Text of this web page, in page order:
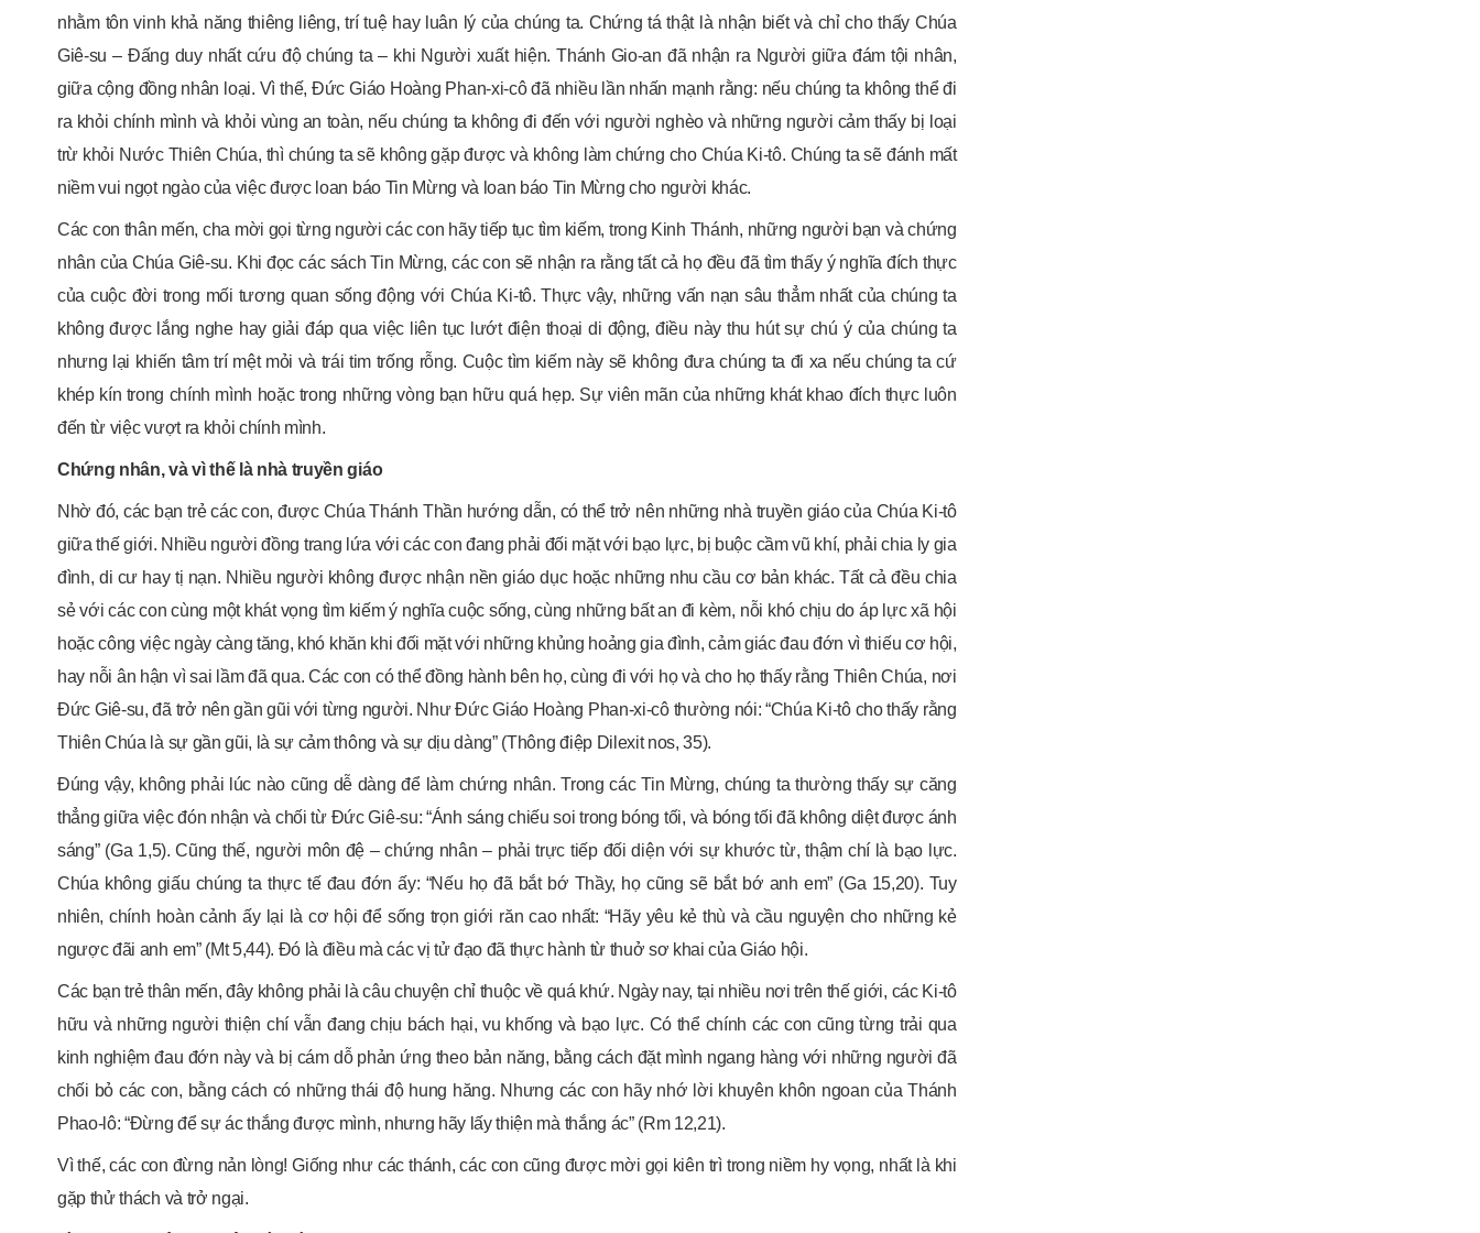
nhằm tôn vinh khả năng thiêng liêng, trí tuệ hay luân lý của chúng ta. Chứng tá thật là nhận biết và chỉ cho thấy Chúa
Giê-su – Đấng duy nhất cứu độ chúng ta – khi Người xuất hiện. Thánh Gio-an đã nhận ra Người giữa đám tội nhân,
giữa cộng đồng nhân loại. Vì thế, Đức Giáo Hoàng Phan-xi-cô đã nhiều lần nhấn mạnh rằng: nếu chúng ta không thể đi
ra khỏi chính mình và khỏi vùng an toàn, nếu chúng ta không đi đến với người nghèo và những người cảm thấy bị loại
trừ khỏi Nước Thiên Chúa, thì chúng ta sẽ không gặp được và không làm chứng cho Chúa Ki-tô. Chúng ta sẽ đánh mất
niềm vui ngọt ngào của việc được loan báo Tin Mừng và loan báo Tin Mừng cho người khác.
Các con thân mến, cha mời gọi từng người các con hãy tiếp tục tìm kiếm, trong Kinh Thánh, những người bạn và chứng
nhân của Chúa Giê-su. Khi đọc các sách Tin Mừng, các con sẽ nhận ra rằng tất cả họ đều đã tìm thấy ý nghĩa đích thực
của cuộc đời trong mối tương quan sống động với Chúa Ki-tô. Thực vậy, những vấn nạn sâu thẳm nhất của chúng ta
không được lắng nghe hay giải đáp qua việc liên tục lướt điện thoại di động, điều này thu hút sự chú ý của chúng ta
nhưng lại khiến tâm trí mệt mỏi và trái tim trống rỗng. Cuộc tìm kiếm này sẽ không đưa chúng ta đi xa nếu chúng ta cứ
khép kín trong chính mình hoặc trong những vòng bạn hữu quá hẹp. Sự viên mãn của những khát khao đích thực luôn
đến từ việc vượt ra khỏi chính mình.
Chứng nhân, và vì thế là nhà truyền giáo
Nhờ đó, các bạn trẻ các con, được Chúa Thánh Thần hướng dẫn, có thể trở nên những nhà truyền giáo của Chúa Ki-tô
giữa thế giới. Nhiều người đồng trang lứa với các con đang phải đối mặt với bạo lực, bị buộc cầm vũ khí, phải chia ly gia
đình, di cư hay tị nạn. Nhiều người không được nhận nền giáo dục hoặc những nhu cầu cơ bản khác. Tất cả đều chia
sẻ với các con cùng một khát vọng tìm kiếm ý nghĩa cuộc sống, cùng những bất an đi kèm, nỗi khó chịu do áp lực xã hội
hoặc công việc ngày càng tăng, khó khăn khi đối mặt với những khủng hoảng gia đình, cảm giác đau đớn vì thiếu cơ hội,
hay nỗi ân hận vì sai lầm đã qua. Các con có thể đồng hành bên họ, cùng đi với họ và cho họ thấy rằng Thiên Chúa, nơi
Đức Giê-su, đã trở nên gần gũi với từng người. Như Đức Giáo Hoàng Phan-xi-cô thường nói: “Chúa Ki-tô cho thấy rằng
Thiên Chúa là sự gần gũi, là sự cảm thông và sự dịu dàng” (Thông điệp Dilexit nos, 35).
Đúng vậy, không phải lúc nào cũng dễ dàng để làm chứng nhân. Trong các Tin Mừng, chúng ta thường thấy sự căng
thẳng giữa việc đón nhận và chối từ Đức Giê-su: “Ánh sáng chiếu soi trong bóng tối, và bóng tối đã không diệt được ánh
sáng” (Ga 1,5). Cũng thế, người môn đệ – chứng nhân – phải trực tiếp đối diện với sự khước từ, thậm chí là bạo lực.
Chúa không giấu chúng ta thực tế đau đớn ấy: “Nếu họ đã bắt bớ Thầy, họ cũng sẽ bắt bớ anh em” (Ga 15,20). Tuy
nhiên, chính hoàn cảnh ấy lại là cơ hội để sống trọn giới răn cao nhất: “Hãy yêu kẻ thù và cầu nguyện cho những kẻ
ngược đãi anh em” (Mt 5,44). Đó là điều mà các vị tử đạo đã thực hành từ thuở sơ khai của Giáo hội.
Các bạn trẻ thân mến, đây không phải là câu chuyện chỉ thuộc về quá khứ. Ngày nay, tại nhiều nơi trên thế giới, các Ki-tô
hữu và những người thiện chí vẫn đang chịu bách hại, vu khống và bạo lực. Có thể chính các con cũng từng trải qua
kinh nghiệm đau đớn này và bị cám dỗ phản ứng theo bản năng, bằng cách đặt mình ngang hàng với những người đã
chối bỏ các con, bằng cách có những thái độ hung hăng. Nhưng các con hãy nhớ lời khuyên khôn ngoan của Thánh
Phao-lô: “Đừng để sự ác thắng được mình, nhưng hãy lấy thiện mà thắng ác” (Rm 12,21).
Vì thế, các con đừng nản lòng! Giống như các thánh, các con cũng được mời gọi kiên trì trong niềm hy vọng, nhất là khi
gặp thử thách và trở ngại.